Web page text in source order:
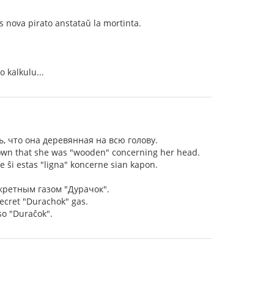
nova pirato anstataŭ la mortinta.
kalkulu...
что она деревянная на всю голову.
that she was "wooden" concerning her head.
ŝi estas "ligna" koncerne sian kapon.
газом "Дурачок".
"Durachok" gas.
"Duraĉok".